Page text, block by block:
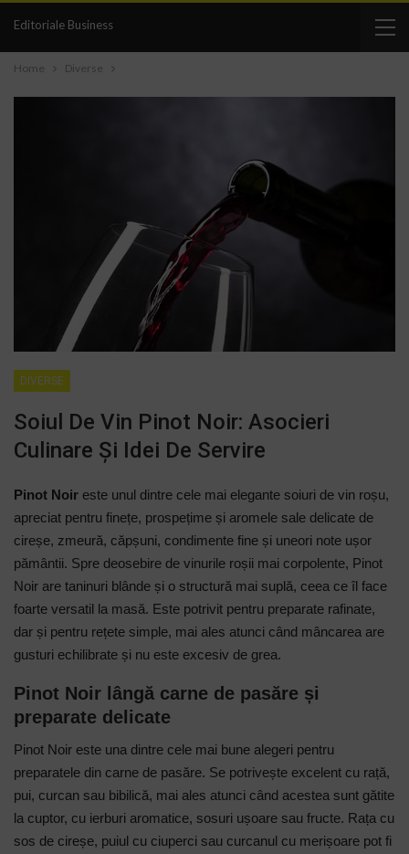
Editoriale Business
Home Diverse
DIVERSE
Soiul De Vin Pinot Noir: Asocieri
Culinare Și Idei De Servire
Pinot Noir este unul dintre cele mai elegante soiuri de vin roșu,
apreciat pentru finețe, prospețime și aromele sale delicate de
cireșe, zmeură, căpșuni, condimente fine și uneori note ușor
pământii. Spre deosebire de vinurile roșii mai corpolente, Pinot
Noir are taninuri blânde și o structură mai suplă, ceea ce îl face
foarte versatil la masă. Este potrivit pentru preparate rafinate,
dar și pentru rețete simple, mai ales atunci când mâncarea are
gusturi echilibrate și nu este excesiv de grea.
Pinot Noir lângă carne de pasăre și
preparate delicate
Pinot Noir este una dintre cele mai bune alegeri pentru
preparatele din carne de pasăre. Se potrivește excelent cu rață,
pui, curcan sau bibilică, mai ales atunci când acestea sunt gătite
la cuptor, cu ierburi aromatice, sosuri ușoare sau fructe. Rața cu
sos de cireșe, puiul cu ciuperci sau curcanul cu merișoare pot fi